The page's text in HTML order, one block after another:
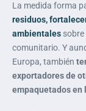
La medida forma
residuos,
ambientales
comunitario. Y
Europa, también
exportadores de
empaquetados en